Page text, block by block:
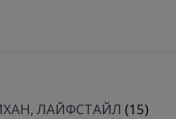
ЛАЙФСТАЙЛ (15)